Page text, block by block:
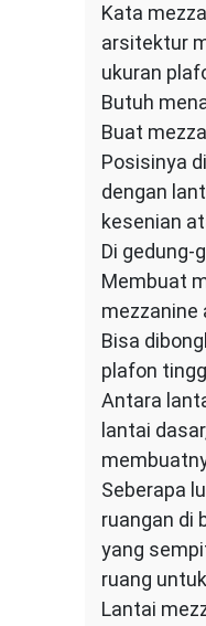
Kata
arsitektur
ukuran
Butuh
Buat
Posisinya
dengan
kesenian
Di gedung-
Membuat
mezzanine
Bisa
plafon
Antara
lantai
Seberapa
ruangan di
yang
ruang
Lantai